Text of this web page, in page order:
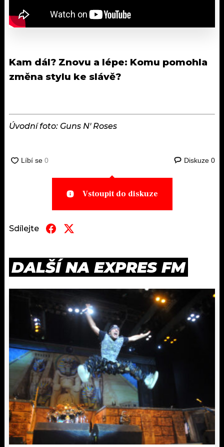
Kam dál? Znovu a lépe: Komu pomohla
změna stylu ke slávě?
Úvodní foto: Guns N' Roses
Diskuze 0
Vstoupit do diskuze
Sdílejte
DALŠÍ NA EXPRES FM